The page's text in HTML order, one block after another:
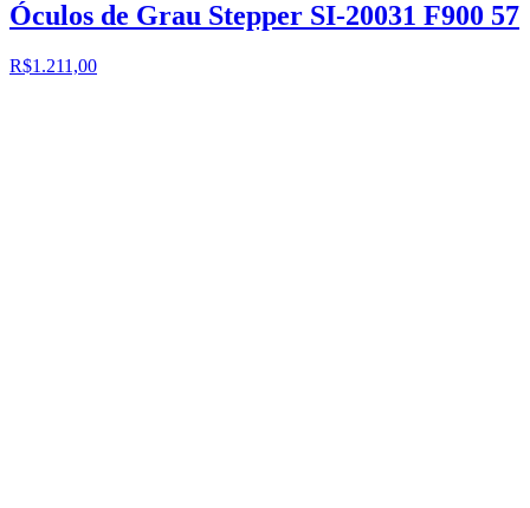
Óculos de Grau Stepper SI-20031 F900 57
R$1.211,00